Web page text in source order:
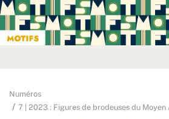
Numéros
7 | 2023 : Figures de brodeuses du Moyen